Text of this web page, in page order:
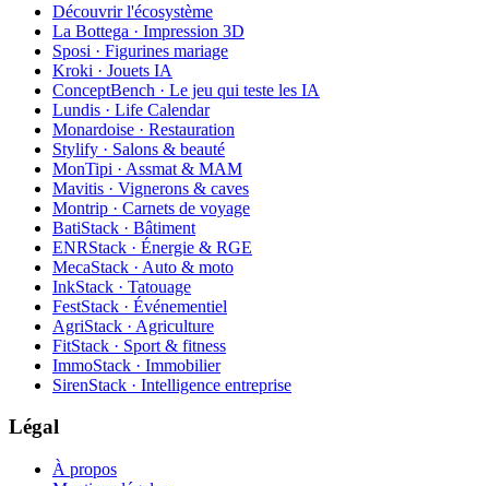
Découvrir l'écosystème
La Bottega · Impression 3D
Sposi · Figurines mariage
Kroki · Jouets IA
ConceptBench · Le jeu qui teste les IA
Lundis · Life Calendar
Monardoise · Restauration
Stylify · Salons & beauté
MonTipi · Assmat & MAM
Mavitis · Vignerons & caves
Montrip · Carnets de voyage
BatiStack · Bâtiment
ENRStack · Énergie & RGE
MecaStack · Auto & moto
InkStack · Tatouage
FestStack · Événementiel
AgriStack · Agriculture
FitStack · Sport & fitness
ImmoStack · Immobilier
SirenStack · Intelligence entreprise
Légal
À propos